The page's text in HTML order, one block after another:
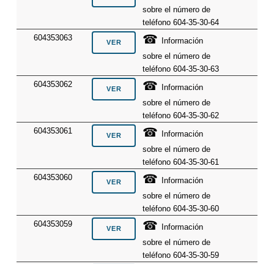
sobre el número de
teléfono 604-35-30-64
604353063
☎ Información
sobre el número de
teléfono 604-35-30-63
604353062
☎ Información
sobre el número de
teléfono 604-35-30-62
604353061
☎ Información
sobre el número de
teléfono 604-35-30-61
604353060
☎ Información
sobre el número de
teléfono 604-35-30-60
604353059
☎ Información
sobre el número de
teléfono 604-35-30-59